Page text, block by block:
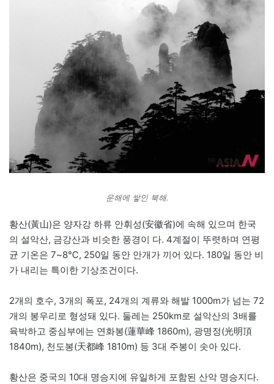
운해에 쌓인 북해.
황산(黃山)은 양자강 하류 안휘성(安徽省)에 속해 있으며 한국
의 설악산, 금강산과 비슷한 풍경이 다. 4계절이 뚜렷하며 연평
균 기온은 7~8℃, 250일 동안 안개가 끼어 있다. 180일 동안 비
가 내리는 특이한 기상조건이다.
2개의 호수, 3개의 폭포, 24개의 계류와 해발 1000m가 넘는 72
개의 봉우리로 형성돼 있다. 둘레는 250km로 설악산의 3배를
육박하고 중심부에는 연화봉(蓮華峰 1860m), 광명정(光明頂
1840m), 천도봉(天都峰 1810m) 등 3대 주봉이 솟아 있다.
황산은 중국의 10대 명승지에 유일하게 포함된 산악 명승지다.